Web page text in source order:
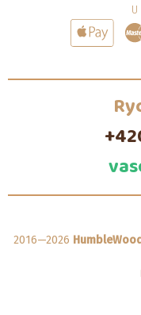
2016—2026 HumbleWood